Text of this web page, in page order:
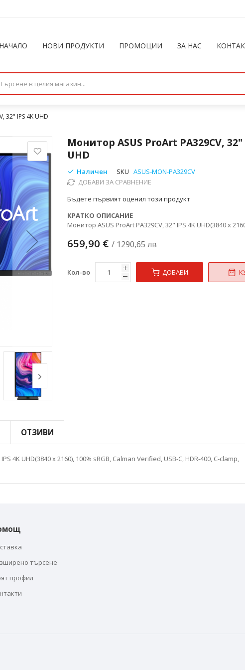
НАЧАЛО НОВИ ПРОДУКТИ ПРОМОЦИИ ЗА НАС
32" IPS 4K UHD
Монитор ASUS ProArt PA329CV, 32"
UHD
Наличен SKU ASUS-MON-PA329CV
ДОБАВИ ЗА СРАВНЕНИЕ
Бъдете първият оценил този продукт
КРАТКО ОПИСАНИЕ
Монитор ASUS ProArt PA329CV, 32" IPS 4K UHD(3840 x
659,90 € / 1290,65 лв
Кол-во ДОБАВИ
ОТЗИВИ
4K UHD(3840 x 2160), 100% sRGB, Calman Verified, USB-C, HDR-400, C-clamp,
търсене
профил